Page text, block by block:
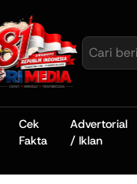
Cek
Fakta
Advertorial
/ Iklan